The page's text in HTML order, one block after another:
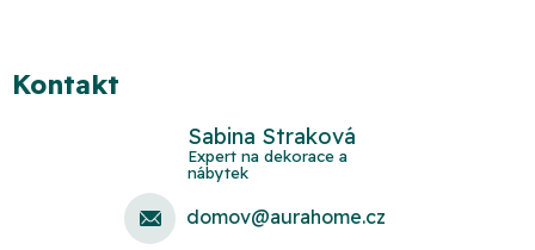
Kontakt
Sabina Straková
domov@aurahome.cz